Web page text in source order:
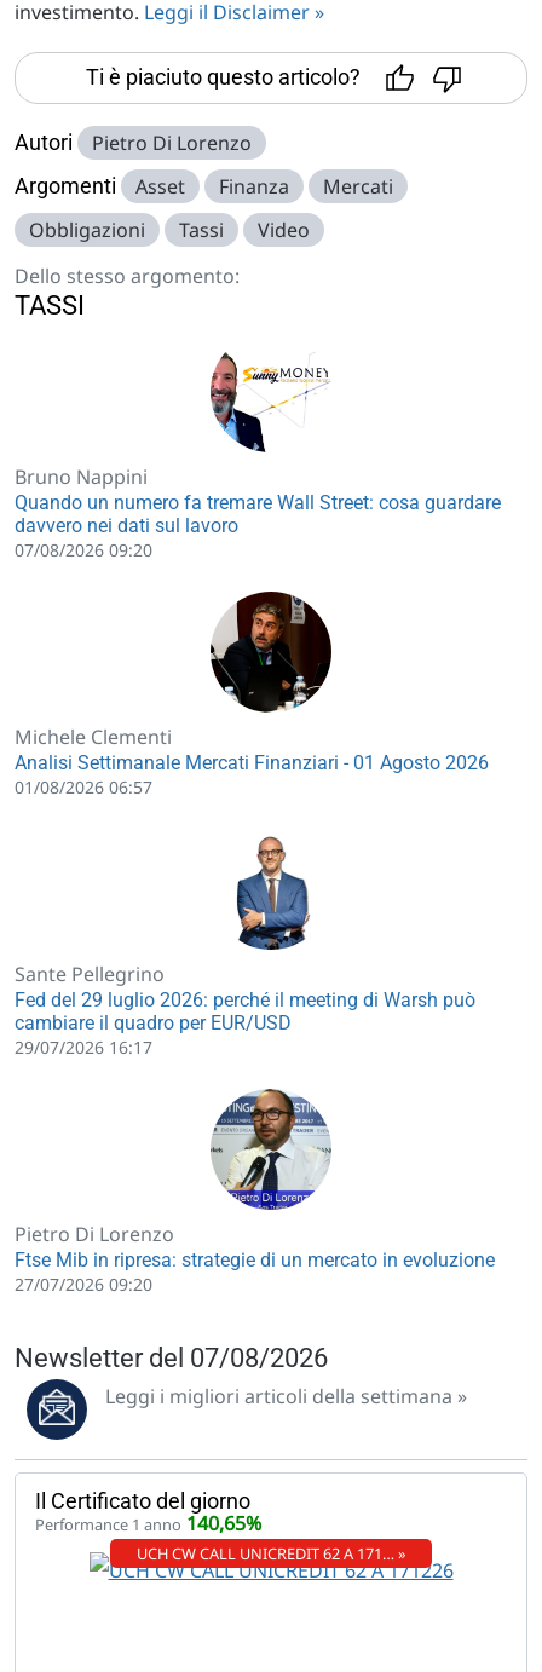
investimento. Leggi il Disclaimer »
Ti è piaciuto questo articolo?
Autori Pietro Di Lorenzo
Argomenti Asset Finanza
Mercati
Obbligazioni
Tassi
Video
Dello stesso argomento:
TASSI
Bruno Nappini
Quando un numero fa tremare Wall Street: cosa guardare
davvero nei dati sul lavoro
07/08/2026 09:20
Michele Clementi
Analisi Settimanale Mercati Finanziari - 01 Agosto 2026
01/08/2026 06:57
Sante Pellegrino
Fed del 29 luglio 2026: perché il meeting di Warsh può
cambiare il quadro per EUR/USD
29/07/2026 16:17
Pietro Di Lorenzo
Ftse Mib in ripresa: strategie di un mercato in evoluzione
27/07/2026 09:20
Newsletter del 07/08/2026
Leggi i migliori articoli della settimana »
Il Certificato del giorno
Performance 1 anno 140,65%
UCH CW CALL UNICREDIT 62 A 171… »